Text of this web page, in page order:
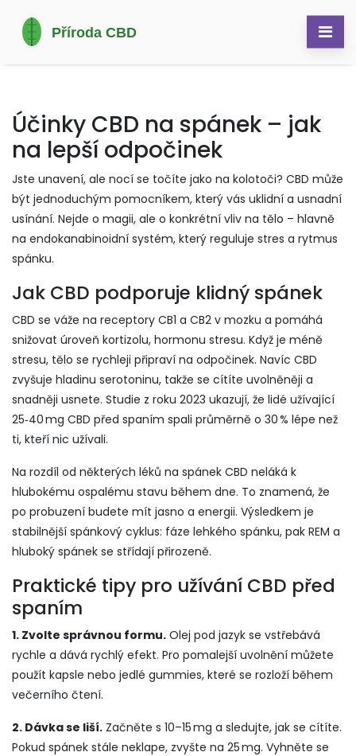
Účinky CBD na spánek – jak
na lepší odpočinek
Jste unavení, ale nocí se točíte jako na kolotoči? CBD může
být jednoduchým pomocníkem, který vás uklidní a usnadní
usínání. Nejde o magii, ale o konkrétní vliv na tělo – hlavně
na endokanabinoidní systém, který reguluje stres a rytmus
spánku.
Jak CBD podporuje klidný spánek
CBD se váže na receptory CB1 a CB2 v mozku a pomáhá
snižovat úroveň kortizolu, hormonu stresu. Když je méně
stresu, tělo se rychleji připraví na odpočinek. Navíc CBD
zvyšuje hladinu serotoninu, takže se cítíte uvolněněji a
snadněji usnete. Studie z roku 2023 ukazují, že lidé užívající
25‑40 mg CBD před spaním spali průměrně o 30 % lépe než
ti, kteří nic užívali.
Na rozdíl od některých léků na spánek CBD neláká k
hlubokému ospalému stavu během dne. To znamená, že
po probuzení budete mít jasno a energii. Výsledkem je
stabilnější spánkový cyklus: fáze lehkého spánku, pak REM a
hluboký spánek se střídají přirozeně.
Praktické tipy pro užívání CBD před
spaním
1. Zvolte správnou formu. Olej pod jazyk se vstřebává
rychle a dává rychlý efekt. Pro pomalejší uvolnění můžete
použít kapsle nebo jedlé gummies, které se rozloží během
večerního čtení.
2. Dávka se liší. Začněte s 10–15 mg a sledujte, jak se cítíte.
Pokud spánek stále neklape, zvyšte na 25 mg. Vyhněte se